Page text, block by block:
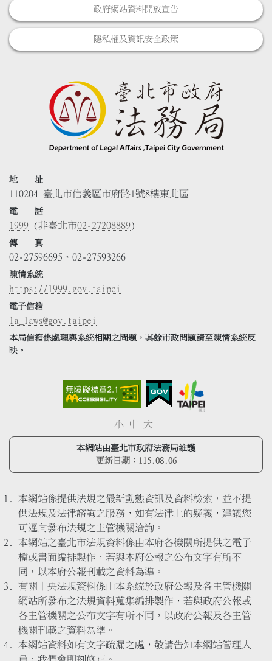
政府網站資料開放宣告
隱私權及資訊安全政策
地 址
110204 臺北市信義區市府路1號8樓東北區
電 話
1999 (非臺北市02-27208889)
傳 真
02-27596695、02-27593266
陳情系統
https://1999.gov.taipei
電子信箱
la_laws@gov.taipei
本局信箱係處理與系統相關之問題，其餘市政問題請至陳情系統反
映。
小 中 大
本網站由臺北市政府法務局維護
更新日期： 115.08.06
本網站係提供法規之最新動態資訊及資料檢索，並不提
供法規及法律諮詢之服務，如有法律上的疑義，建議您
可逕向發布法規之主管機關洽詢。
本網站之臺北市法規資料係由本府各機關所提供之電子
檔或書面編排製作，若與本府公報之公布文字有所不
同，以本府公報刊載之資料為準。
有關中央法規資料係由本系統於政府公報及各主管機關
網站所發布之法規資料蒐集編排製作，若與政府公報或
各主管機關之公布文字有所不同，以政府公報及各主管
機關刊載之資料為準。
本網站資料如有文字疏漏之處，敬請告知本網站管理人
員，我們會即刻修正。